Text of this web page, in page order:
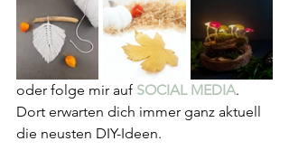
oder folge mir auf SOCIAL MEDIA.
Dort erwarten dich immer ganz aktuell
die neusten DIY-Ideen.